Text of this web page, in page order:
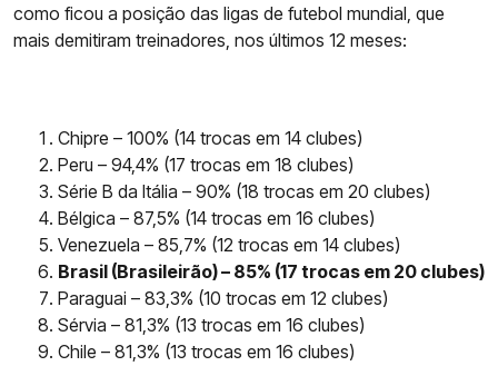
como ficou a posição das ligas de futebol mundial, que
mais demitiram treinadores, nos últimos 12 meses:
Chipre – 100% (14 trocas em 14 clubes)
Peru – 94,4% (17 trocas em 18 clubes)
Série B da Itália – 90% (18 trocas em 20 clubes)
Bélgica – 87,5% (14 trocas em 16 clubes)
Venezuela – 85,7% (12 trocas em 14 clubes)
Brasil (Brasileirão) – 85% (17 trocas em 20 clubes)
Paraguai – 83,3% (10 trocas em 12 clubes)
Sérvia – 81,3% (13 trocas em 16 clubes)
Chile – 81,3% (13 trocas em 16 clubes)